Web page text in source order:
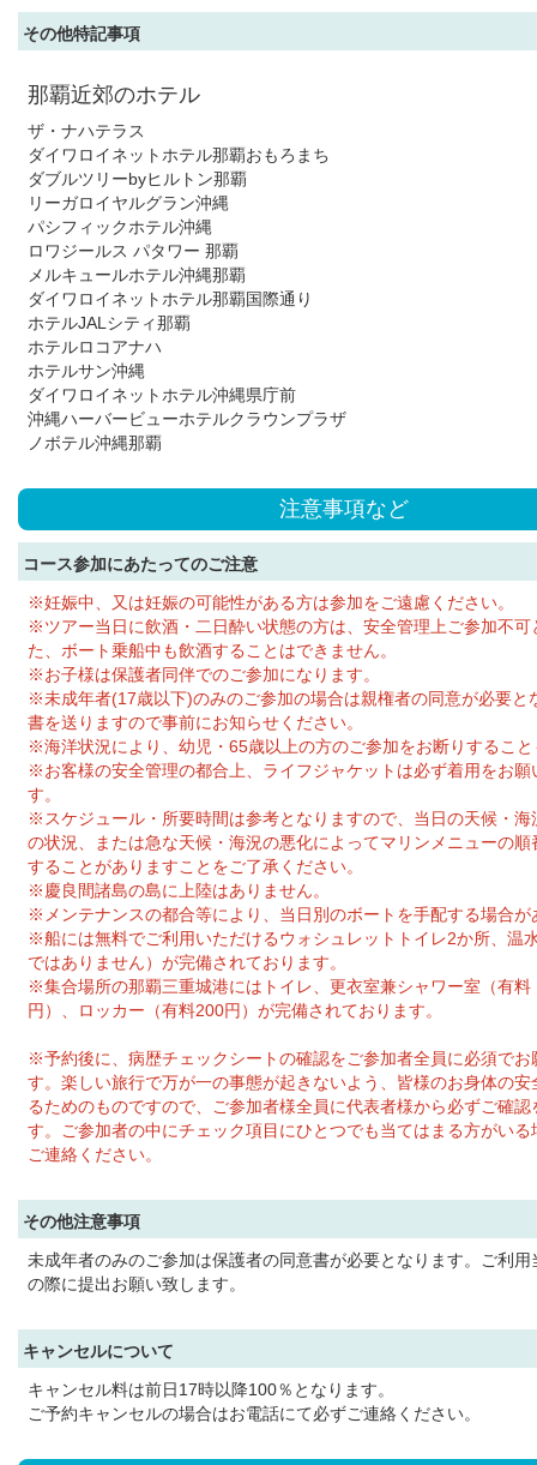
その他特記事項
那覇近郊のホテル
ザ・ナハテラス
ダイワロイネットホテル那覇おもろまち
ダブルツリーbyヒルトン那覇
リーガロイヤルグラン沖縄
パシフィックホテル沖縄
ロワジールス パタワー 那覇
メルキュールホテル沖縄那覇
ダイワロイネットホテル那覇国際通り
ホテルJALシティ那覇
ホテルロコアナハ
ホテルサン沖縄
ダイワロイネットホテル沖縄県庁前
沖縄ハーバービューホテルクラウンプラザ
ノボテル沖縄那覇
注意事項など
コース参加にあたってのご注意
※妊娠中、又は妊娠の可能性がある方は参加をご遠慮ください。
※ツアー当日に飲酒・二日酔い状態の方は、安全管理上ご参加不可
た、ボート乗船中も飲酒することはできません。
※お子様は保護者同伴でのご参加になります。
※未成年者(17歳以下)のみのご参加の場合は親権者の同意が必要と
書を送りますので事前にお知らせください。
※海洋状況により、幼児・65歳以上の方のご参加をお断りするこ
※お客様の安全管理の都合上、ライフジャケットは必ず着用をお願
す。
※スケジュール・所要時間は参考となりますので、当日の天候・海
の状況、または急な天候・海況の悪化によってマリンメニューの順
することがありますことをご了承ください。
※慶良間諸島の島に上陸はありません。
※メンテナンスの都合等により、当日別のボートを手配する場合が
※船には無料でご利用いただけるウォシュレットトイレ2か所、温
ではありません）が完備されております。
※集合場所の那覇三重城港にはトイレ、更衣室兼シャワー室（有料
円）、ロッカー（有料200円）が完備されております。
※予約後に、病歴チェックシートの確認をご参加者全員に必須でお
す。楽しい旅行で万が一の事態が起きないよう、皆様のお身体の安
るためのものですので、ご参加者様全員に代表者様から必ずご確認
す。ご参加者の中にチェック項目にひとつでも当てはまる方がいる
ご連絡ください。
その他注意事項
未成年者のみのご参加は保護者の同意書が必要となります。ご利用
の際に提出お願い致します。
キャンセルについて
キャンセル料は前日17時以降100％となります。
ご予約キャンセルの場合はお電話にて必ずご連絡ください。